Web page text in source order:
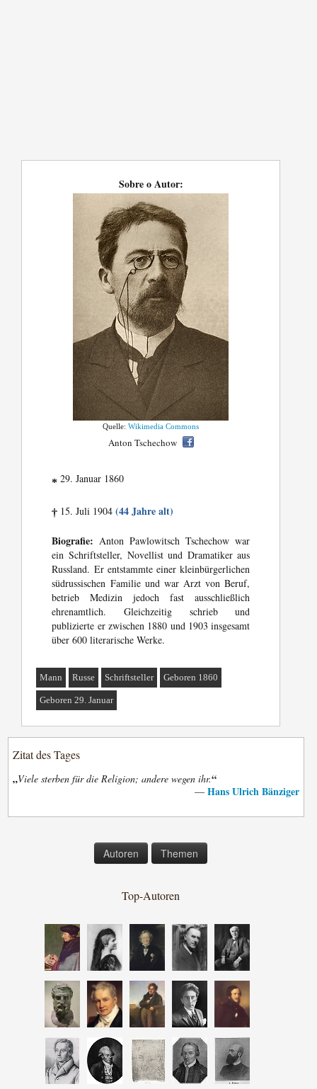
Sobre o Autor:
Quelle:Wikimedia Commons
Anton Tschechow
* 29. Januar 1860
† 15. Juli 1904(44 Jahre alt)
Biografie: Anton Pawlowitsch Tschechow war
ein Schriftsteller, Novellist und Dramatiker aus
Russland. Er entstammte einer kleinbürgerlichen
südrussischen Familie und war Arzt von Beruf,
betrieb Medizin jedoch fast ausschließlich
ehrenamtlich. Gleichzeitig schrieb und
publizierte er zwischen 1880 und 1903 insgesamt
über 600 literarische Werke.
Mann Russe Schriftsteller Geboren 1860
Geboren 29. Januar
Zitat des Tages
„Viele sterben für die Religion; andere wegen ihr.“
— Hans Ulrich Bänziger
Autoren Themen
Top-Autoren